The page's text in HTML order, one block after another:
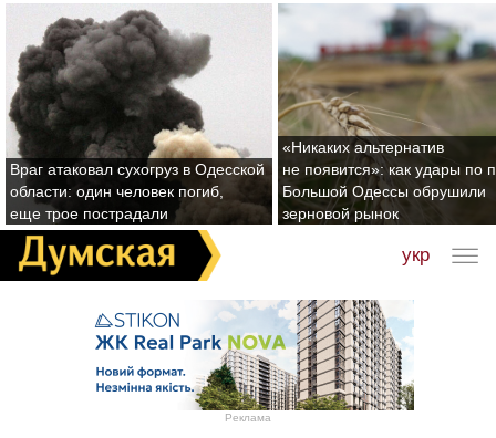
Враг атаковал сухогруз в Одесской
области: один человек погиб,
еще трое пострадали
«Никаких альтернатив
не появится»: как удары по
Большой Одессы обрушили
зерновой рынок
укр
Реклама